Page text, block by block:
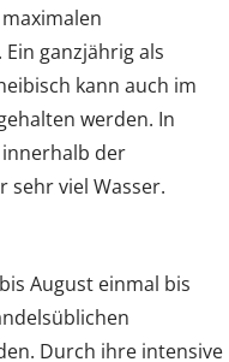
ganzjährig als
kann auch im
werden. In
innerhalb der
viel Wasser.
August einmal bis
Durch ihre intensive